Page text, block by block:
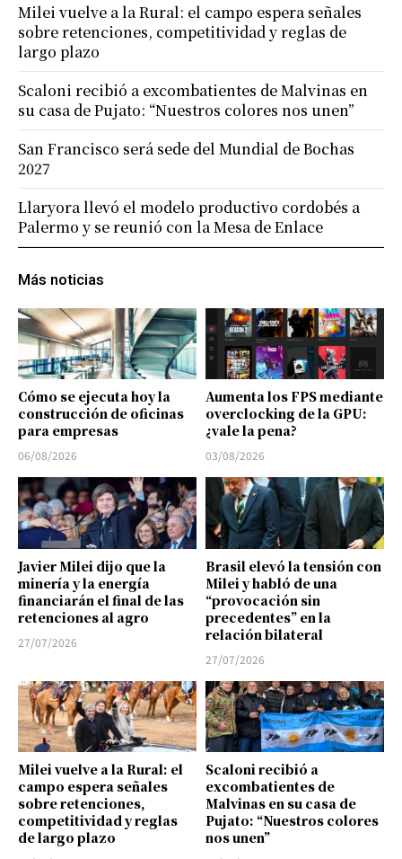
Más noticias
Cómo se ejecuta hoy la
construcción de oficinas
para empresas
06/08/2026
Aumenta los FPS mediante
overclocking de la GPU:
¿vale la pena?
03/08/2026
Javier Milei dijo que la
minería y la energía
financiarán el final de las
retenciones al agro
27/07/2026
Brasil elevó la tensión con
Milei y habló de una
“provocación sin
precedentes” en la
relación bilateral
27/07/2026
Milei vuelve a la Rural: el
campo espera señales
sobre retenciones,
competitividad y reglas
de largo plazo
Scaloni recibió a
excombatientes de
Malvinas en su casa de
Pujato: “Nuestros colores
nos unen”
Milei vuelve a la Rural: el campo espera señales
sobre retenciones, competitividad y reglas de
largo plazo
Scaloni recibió a excombatientes de Malvinas en
su casa de Pujato: “Nuestros colores nos unen”
San Francisco será sede del Mundial de Bochas
2027
Llaryora llevó el modelo productivo cordobés a
Palermo y se reunió con la Mesa de Enlace